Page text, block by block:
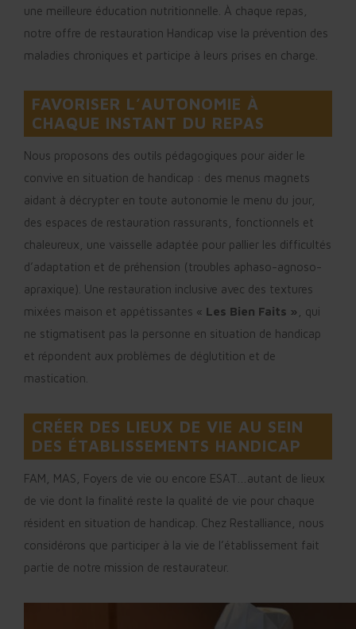
une meilleure éducation nutritionnelle. À chaque repas,
notre offre de restauration Handicap vise la prévention des
maladies chroniques et participe à leurs prises en charge.
FAVORISER L’AUTONOMIE À
CHAQUE INSTANT DU REPAS
Nous proposons des outils pédagogiques pour aider le
convive en situation de handicap : des menus magnets
aidant à décrypter en toute autonomie le menu du jour,
des espaces de restauration rassurants, fonctionnels et
chaleureux, une vaisselle adaptée pour pallier les difficultés
d’adaptation et de préhension (troubles aphaso-agnoso-
apraxique). Une restauration inclusive avec des textures
mixées maison et appétissantes « Les Bien Faits »
, qui
ne stigmatisent pas la personne en situation de handicap
et répondent aux problèmes de déglutition et de
mastication.
CRÉER DES LIEUX DE VIE AU SEIN
DES ÉTABLISSEMENTS HANDICAP
FAM, MAS, Foyers de vie ou encore ESAT…autant de lieux
de vie dont la finalité reste la qualité de vie pour chaque
résident en situation de handicap. Chez Restalliance, nous
considérons que participer à la vie de l’établissement fait
partie de notre mission de restaurateur.